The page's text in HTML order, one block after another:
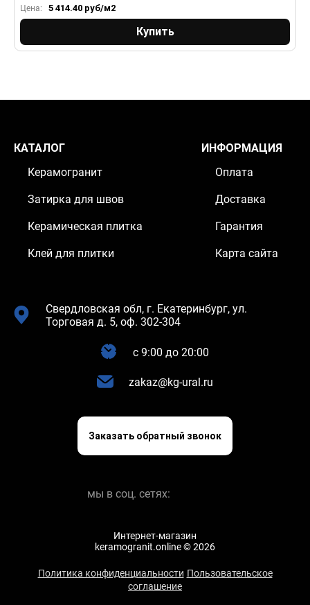
Цена: 5 414.40 руб/м2
Купить
КАТАЛОГ
Керамогранит
Затирка для швов
Керамическая плитка
Клей для плитки
ИНФОРМАЦИЯ
Оплата
Доставка
Гарантия
Карта сайта
Свердловская обл, г. Екатеринбург, ул.
Торговая д. 5, оф. 302-304
c 9:00 до 20:00
zakaz@kg-ural.ru
Заказать обратный звонок
мы в соц. сетях:
Интернет-магазин
keramogranit.online © 2026
Политика конфиденциальности Пользовательское
соглашение